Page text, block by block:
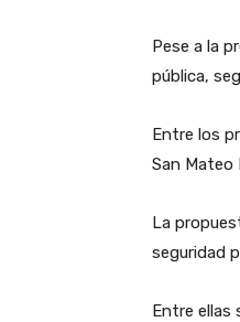
Pese a la
pública,
Entre los
San Mateo
La
seguridad
Entre ellas